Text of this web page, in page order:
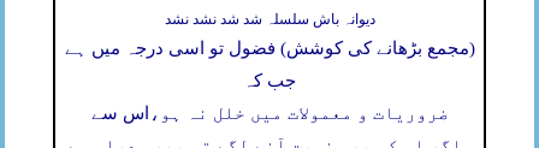
دیوانہ باش سلسلہ شد شد نشد نشد
(مجمع بڑھانے کی کوشش) فضول تو اسی درجہ میں ہے
جب کہ
اس سے ضروریات و معمولات میں خلل نہ ہو،